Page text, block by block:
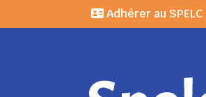
Adhérer au SPELC